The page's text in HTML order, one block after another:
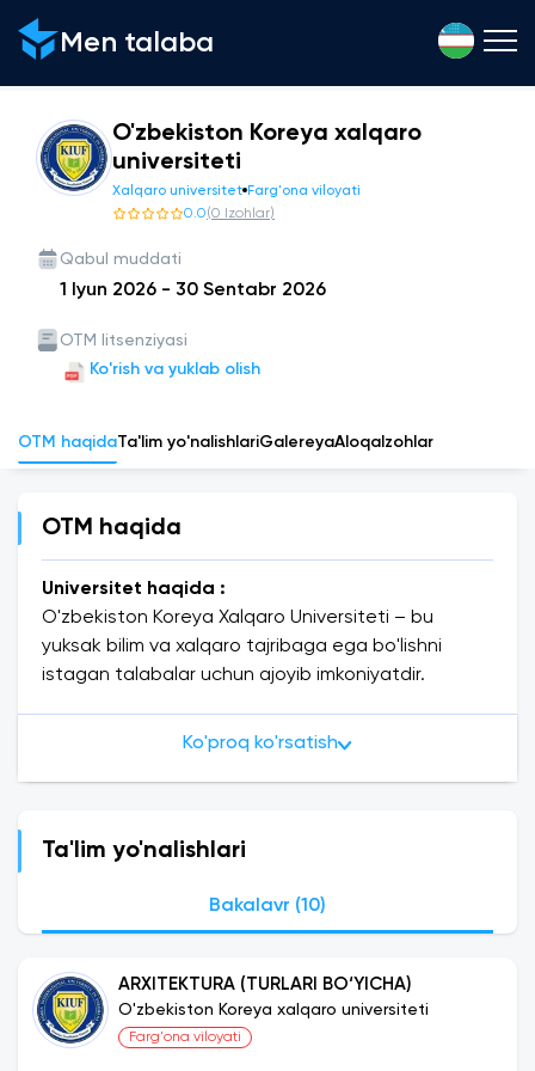
Men talaba
O'zbekiston Koreya xalqaro
universiteti
Xalqaro universitet Farg'ona viloyati
0.0(0 Izohlar)
Qabul muddati
1 Iyun 2026 - 30 Sentabr 2026
OTM litsenziyasi
Ko'rish va yuklab olish
OTM haqidaTa'lim yo'nalishlariGalereyaAloqa Izohlar
OTM haqida
Universitet haqida :
O'zbekiston Koreya Xalqaro Universiteti – bu
yuksak bilim va xalqaro tajribaga ega bo'lishni
istagan talabalar uchun ajoyib imkoniyatdir.
tomonidan OT 0045 raqamli litsenziya asosida
aloqalarni mustahkamlaydi.
muhandislik yo‘nalishlari bo‘yicha yuqori malakali
mutaxassislar tayyorlanadi. Talabalar bu yerda
balki amaliy ko'nikmalarni ham rivojlantirishadi.
Universitetning texnik bazasi va zamonaviy o'quv
dasturlari orqali talabalar global miqyosda
Ko'proq ko'rsatish
Ta'lim yo'nalishlari
Bakalavr (10)
ARXITEKTURA (TURLARI BO‘YICHA)
O'zbekiston Koreya xalqaro universiteti
Farg'ona viloyati